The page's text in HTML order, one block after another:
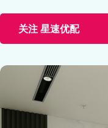
关注 星速优配